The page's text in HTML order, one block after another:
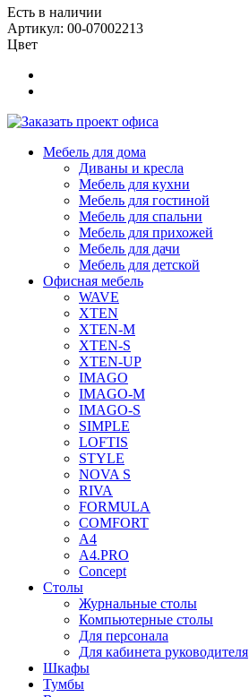
Есть в наличии
Артикул: 00-07002213
Цвет
Мебель для дома
Диваны и кресла
Мебель для кухни
Мебель для гостиной
Мебель для спальни
Мебель для прихожей
Мебель для дачи
Мебель для детской
Офисная мебель
WAVE
XTEN
XTEN-M
XTEN-S
XTEN-UP
IMAGO
IMAGO-M
IMAGO-S
SIMPLE
LOFTIS
STYLE
NOVA S
RIVA
FORMULA
COMFORT
A4
A4.PRO
Concept
Столы
Журнальные столы
Компьютерные столы
Для персонала
Для кабинета руководителя
Шкафы
Тумбы